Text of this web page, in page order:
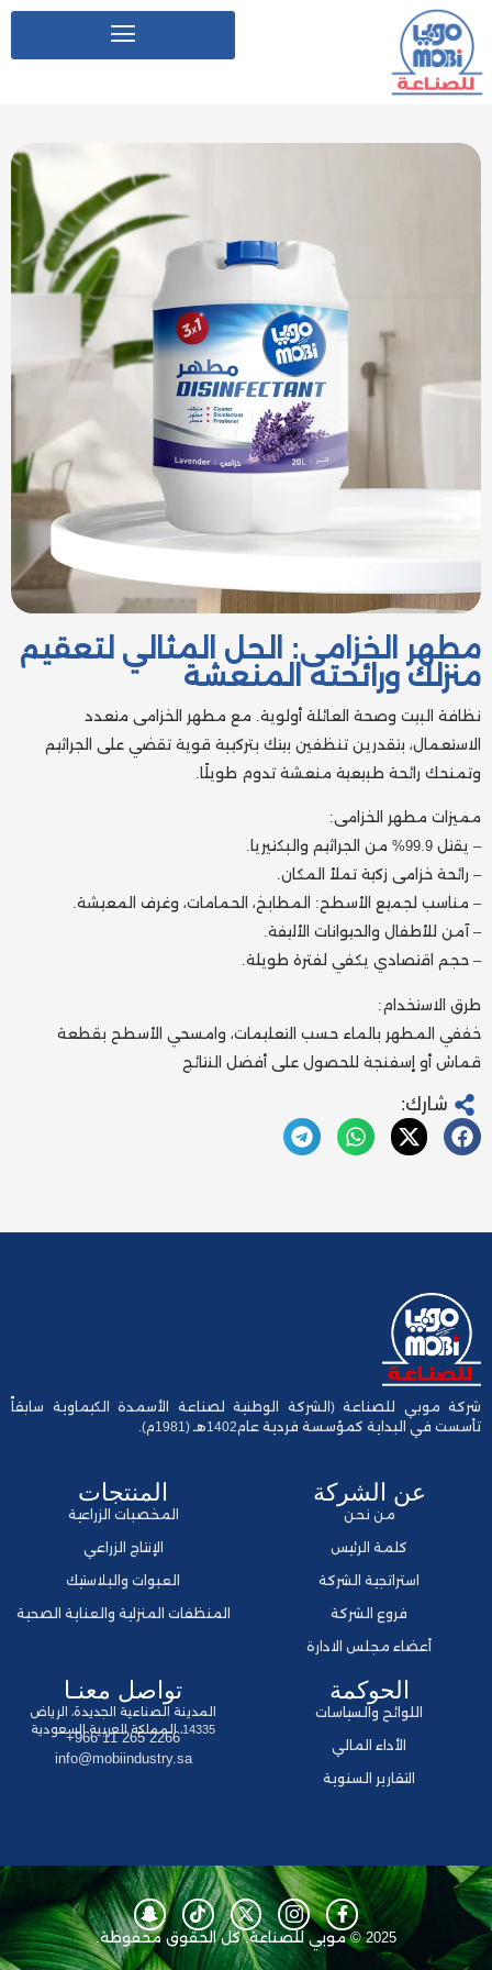
مطهر الخزامى: الحل المثالي لتعقيم
منزلك ورائحته المنعشة
نظافة البيت وصحة العائلة أولوية. مع مطهر الخزامى متعدد
الاستعمال، بتقدرين تنظفين بيتك بتركيبة قوية تقضي على الجراثيم
وتمنحك رائحة طبيعية منعشة تدوم طويلًا.
مميزات مطهر الخزامى:
– يقتل 99.9% من الجراثيم والبكتيريا.
– رائحة خزامى زكية تملأ المكان.
– مناسب لجميع الأسطح: المطابخ، الحمامات، وغرف المعيشة.
– آمن للأطفال والحيوانات الأليفة.
– حجم اقتصادي يكفي لفترة طويلة.
طرق الاستخدام:
خففي المطهر بالماء حسب التعليمات، وامسحي الأسطح بقطعة
قماش أو إسفنجة للحصول على أفضل النتائج
شارك:
شركة موبي للصناعة (الشركة الوطنية لصناعة الأسمدة الكيماوية سابقاً
تأسست في البداية كمؤسسة فردية عام1402هـ (1981م).
عن الشركة
من نحن
كلمة الرئيس
استراتجية الشركة
فروع الشركة
أعضاء مجلس الادارة
المنتجات
المخصبات الزراعية
الإنتاج الزراعي
العبوات والبلاستيك
المنظفات المنزلية والعناية الصحية
الحوكمة
اللوائح والسياسات
الأداء المالي
التقارير السنوية
تواصل معنـا
المدينة الصناعية الجديدة، الرياض
14335، المملكة العربية السعودية+966 11 265 2266
info@mobiindustry.sa
2025 © موبي للصناعة. كل الحقوق محفوظة.